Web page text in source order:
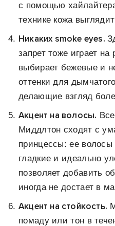
с помощью
технике кожа
Никаких smoke eyes.
запрет тоже играет на
выбирает бежевые и
оттенки для
делающие взгляд
Акцент на волосы.
Миддлтон сходят с
принцессы: ее
гладкие и идеально
позволяет добавить
иногда не достает в
Акцент на стойкость.
помаду или тон в